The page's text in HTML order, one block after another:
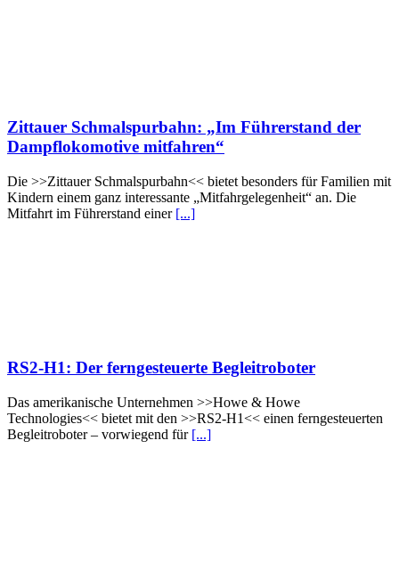
Zittauer Schmalspurbahn: „Im Führerstand der
Dampflokomotive mitfahren“
Die >>Zittauer Schmalspurbahn<< bietet besonders für Familien mit
Kindern einem ganz interessante „Mitfahrgelegenheit“ an. Die
Mitfahrt im Führerstand einer [...]
RS2-H1: Der ferngesteuerte Begleitroboter
Das amerikanische Unternehmen >>Howe & Howe
Technologies<< bietet mit den >>RS2-H1<< einen ferngesteuerten
Begleitroboter – vorwiegend für [...]